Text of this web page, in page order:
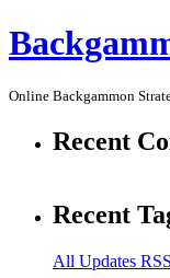
Online Backgammon
Recent
Recent
All Updates RSS